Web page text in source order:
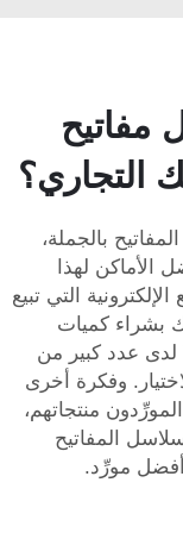
التجاري؟
بالجملة،
لهذا
التي تبيع
بشراء كميات
لدى عدد كبير من
وفكرة أخرى
منتجاتهم،
المفاتيح
مورِّد.